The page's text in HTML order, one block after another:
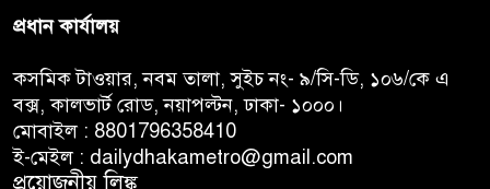
প্রধান কার্যালয়
কসমিক টাওয়ার, নবম তালা, সুইচ নং- ৯/সি-ডি, ১০৬/কে এ
বক্স, কালভার্ট রোড, নয়াপল্টন, ঢাকা- ১০০০।
মোবাইল : 8801796358410
ই-মেইল : dailydhakametro@gmail.com
প্রয়োজনীয় লিঙ্ক